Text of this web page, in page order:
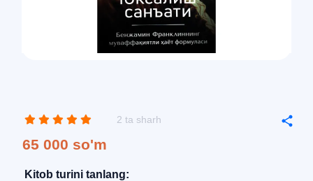
2 ta sharh
65 000 so'm
Kitob turini tanlang: